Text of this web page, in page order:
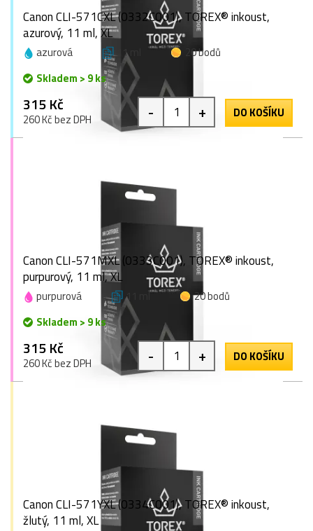
Canon CLI-571CXL (0332C001), TOREX® inkoust,
azurový, 11 ml, XL
azurová 11 ml
20 bodů
Skladem > 9 ks
315 Kč
260 Kč bez DPH - + DO KOŠÍKU
Canon CLI-571MXL (0333C001), TOREX® inkoust,
purpurový, 11 ml, XL
purpurová 11 ml
20 bodů
Skladem > 9 ks
315 Kč
260 Kč bez DPH - + DO KOŠÍKU
Canon CLI-571YXL (0334C001), TOREX® inkoust,
žlutý, 11 ml, XL